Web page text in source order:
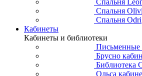
Спальня
Спальня Odri
Кабинеты
Кабинеты и библиотеки
Письменные
Брусно
Библиотека
Ольса